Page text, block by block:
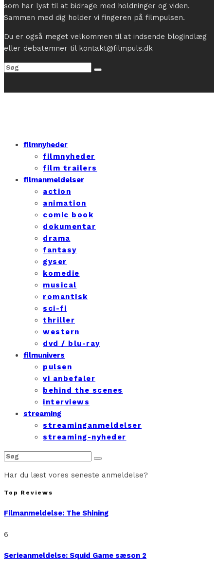
som har lyst til at bidrage med holdninger og viden.
Sammen med dig holder vi fingeren på filmpulsen.
Du er også meget velkommen til at indsende blogindlæg
eller debatemner til kontakt@filmpuls.dk
filmnyheder
filmnyheder
film trailers
filmanmeldelser
action
animation
comic book
dokumentar
drama
fantasy
gyser
komedie
musical
romantisk
sci-fi
thriller
western
dvd / blu-ray
filmunivers
pulsen
vi anbefaler
behind the scenes
interviews
streaming
streaminganmeldelser
streaming-nyheder
Har du læst vores seneste anmeldelse?
Top Reviews
Filmanmeldelse: The Shining
6
Serieanmeldelse: Squid Game sæson 2